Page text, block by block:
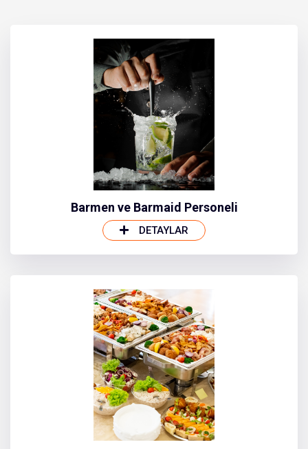
Barmen ve Barmaid Personeli
DETAYLAR